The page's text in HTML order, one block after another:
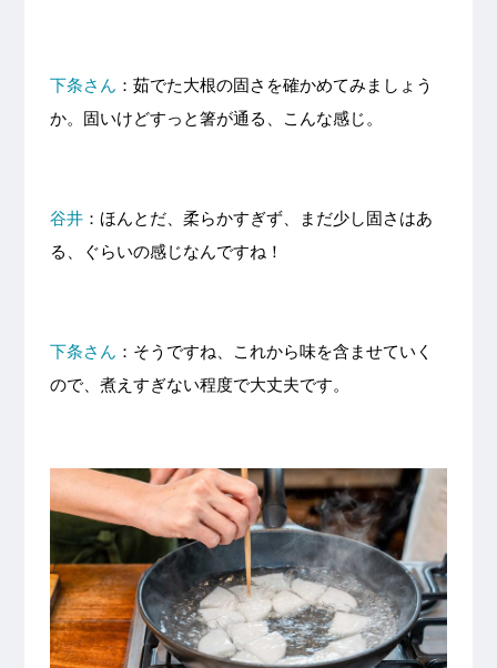
下条さん ：茹でた大根の固さを確かめてみましょう
か。固いけどすっと箸が通る、こんな感じ。
谷井：ほんとだ、柔らかすぎず、まだ少し固さはあ
る、ぐらいの感じなんですね！
下条さん ：そうですね、これから味を含ませていく
ので、煮えすぎない程度で大丈夫です。